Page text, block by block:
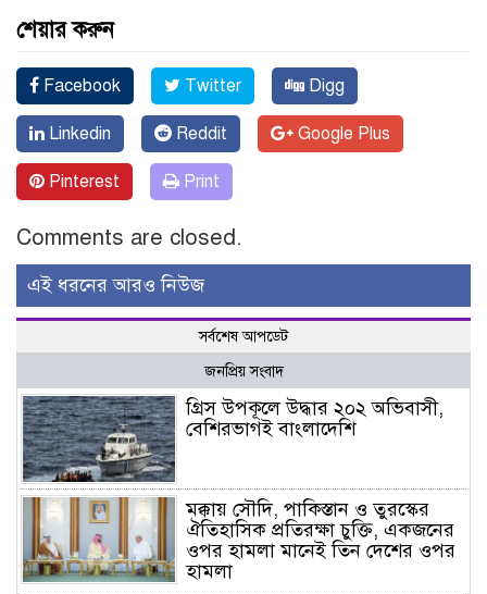
শেয়ার করুন
Facebook Twitter Digg
Linkedin Reddit Google Plus
Pinterest Print
Comments are closed.
এই ধরনের আরও নিউজ
সর্বশেষ আপডেট
জনপ্রিয় সংবাদ
গ্রিস উপকূলে উদ্ধার ২০২ অভিবাসী,
বেশিরভাগই বাংলাদেশি
মক্কায় সৌদি, পাকিস্তান ও তুরস্কের
ঐতিহাসিক প্রতিরক্ষা চুক্তি, একজনের
ওপর হামলা মানেই তিন দেশের ওপর
হামলা